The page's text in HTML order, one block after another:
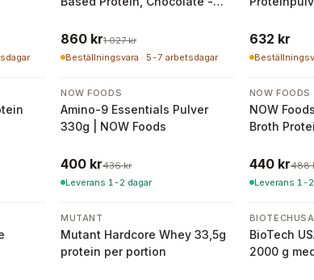
860 kr1 027 kr
Beställningsvara · 5-7 arbetsdagar
632 kr
-8 %
NOW FOODS
Amino-9 Essentials Pulver
330g | NOW Foods
400 kr436 kr
Leverans 1-2 dagar
-10%
NOW FOODS
NOW
Broth
440 kr488
Leverans 1-
MUTANT
Mutant Hardcore Whey 33,5g
protein per portion
BIOTECHUSA
BioTech
2000 g